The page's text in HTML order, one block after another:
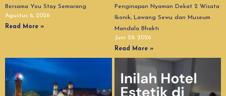
Bersama You Stay Semarang
Agustus 6, 2026
Read More »
Penginapan Nyaman Dekat 2 Wisata
Ikonik, Lawang Sewu dan Museum
Mandala Bhakti
Juni 29, 2026
Read More »